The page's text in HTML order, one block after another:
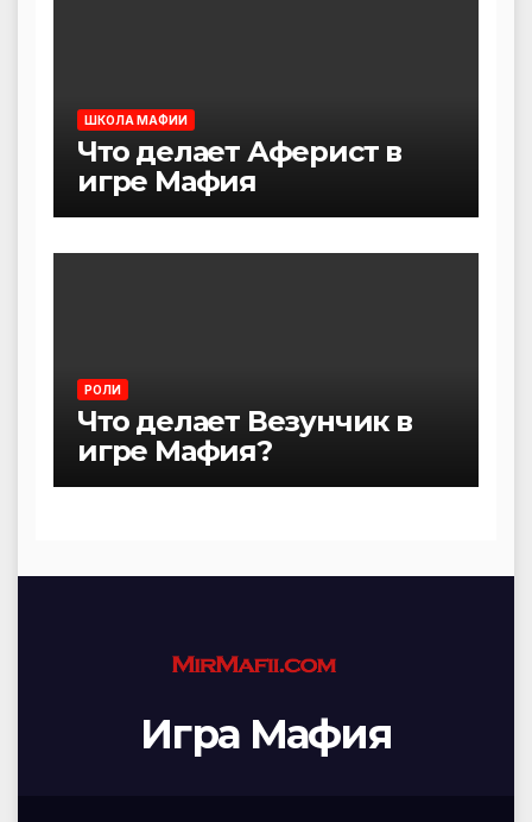
ШКОЛА МАФИИ
Что делает Аферист в
игре Мафия
РОЛИ
Что делает Везунчик в
игре Мафия?
Игра Мафия